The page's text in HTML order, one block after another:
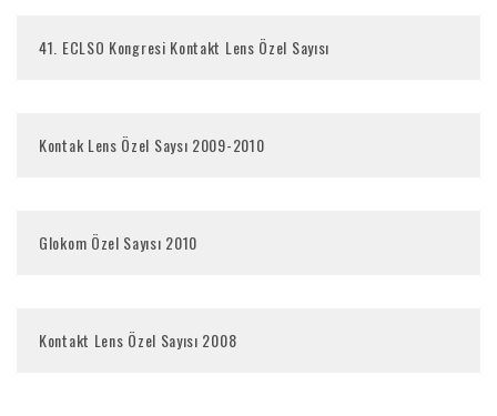
41. ECLSO Kongresi Kontakt Lens Özel Sayısı
Kontak Lens Özel Saysı 2009-2010
Glokom Özel Sayısı 2010
Kontakt Lens Özel Sayısı 2008